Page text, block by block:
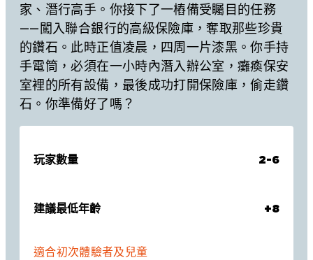
家、潛行高手。你接下了一樁備受矚目的任務
——闖入聯合銀行的高級保險庫，奪取那些珍貴
的鑽石。此時正值凌晨，四周一片漆黑。你手持
手電筒，必須在一小時內潛入辦公室，癱瘓保安
室裡的所有設備，最後成功打開保險庫，偷走鑽
石。你準備好了嗎？
玩家數量 2-6
建議最低年齡 +8
適合初次體驗者及兒童